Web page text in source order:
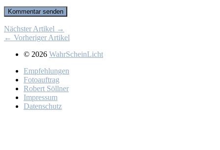
Nächster Artikel →
← Vorheriger Artikel
© 2026 WahrScheinLicht
Emp­feh­lun­gen
Fo­to­auf­trag
Ro­bert Söll­ner
Im­pres­sum
Da­ten­schutz